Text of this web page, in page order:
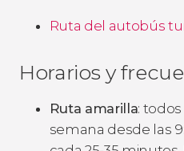
Ruta del autobús
Horarios y
Ruta amarilla:
semana desde las